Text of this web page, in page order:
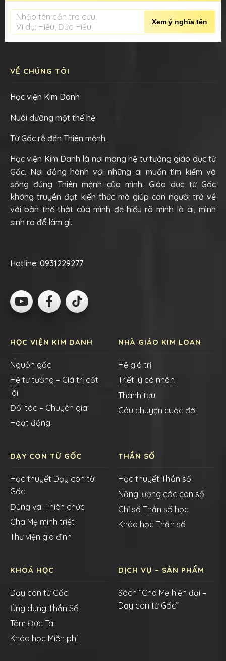
Nhập tên cần tra cứu.
Ví dụ: Hiếu, Đức Hiếu
Xem ý nghĩa tên
VỀ CHÚNG TÔI
Học viện Kim Danh
Nuôi dưỡng một thế hệ
Từ Gốc rễ đến Thiên mệnh.
Học viện Kim Danh là nơi mang hệ tư tưởng giáo dục từ
Gốc. Nơi đồng hành với những ai muốn tìm kiếm và
sống đúng Thiên mệnh của mình. Giáo dục từ Gốc
không truyền đạt kiến thức mà giúp con người trở về
với bản thể thật của mình để hiểu rõ mình là ai, mình
sinh ra để làm gì.
Hotline: 0931229277
HỌC VIỆN KIM DANH
Nguồn gốc
Hệ tư tưởng – Giá trị cốt
lõi
Đối tác – Chuyên gia
Hoạt động
NHÀ GIÁO KIM LOAN
Hệ giá trị
Triết lý cá nhân
Thành tựu
Câu chuyện cuộc đời
DẠY CON TỪ GỐC
Học thuyết Dạy con từ
Gốc
Đúng vai Thiên chức
Cha Mẹ minh triết
Thư viện gia đình
THẦN SỐ
Học thuyết Thần số
Năng lượng các con số
Chỉ số Thần số học
Khóa học Thần số
KHOÁ HỌC
Dạy con từ Gốc
Ứng dụng Thần Số
Tâm Đức Tài
Khóa học Miễn phí
DỊCH VỤ – SẢN PHẨM
Sách “Cha Mẹ hiện đại –
Dạy con từ Gốc”